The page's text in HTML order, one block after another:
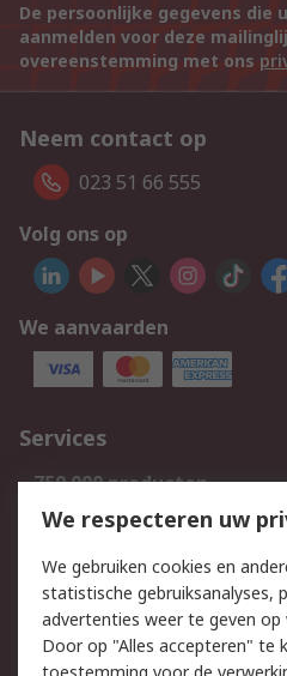
De persoonlijke gegevens die
aanmelden voor deze
overeenstemming met ons
Neem contact op
023 51 66 555
Volg ons op
We aanvaarden
Services
750.000 producten
Bestellen
Track & Trace
Wettelijk
We respecteren uw
We gebruiken cookies en
statistische gebruiksanalyses,
advertenties weer te geven op
Door op "Alles accepteren" te